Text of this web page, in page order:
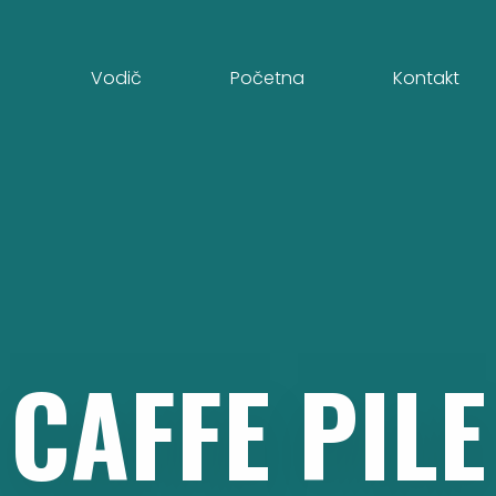
Vodič Početna Kontakt
CAFFE PILE